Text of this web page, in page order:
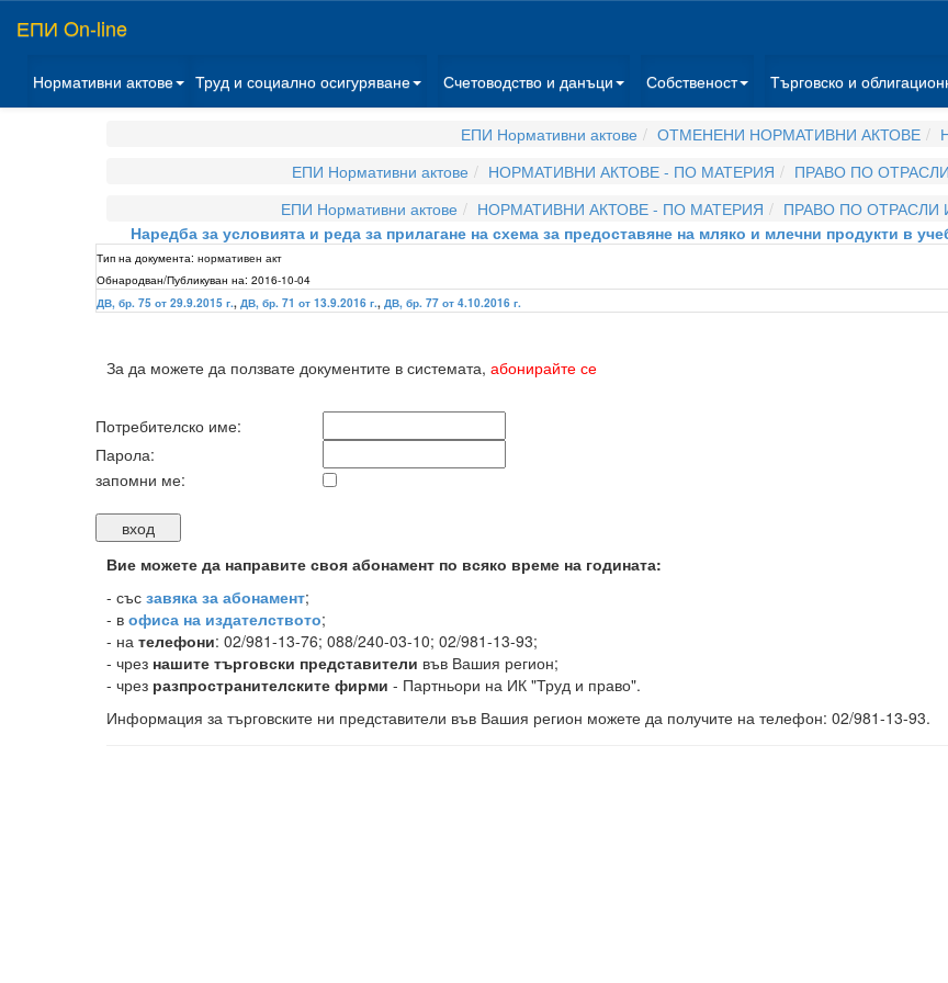
ЕПИ On-line
Нормативни актове Труд и социално осигуряване Счетоводство и данъци Собственост Търговско и
ЕПИ Нормативни актове ОТМЕНЕНИ НОРМАТИВНИ АКТОВЕ
ЕПИ Нормативни актове
НОРМАТИВНИ АКТОВЕ - ПО МАТЕРИЯ ПРАВО ПО
ЕПИ Нормативни актове
НОРМАТИВНИ АКТОВЕ - ПО МАТЕРИЯ ПРАВО ПО ОТРАСЛИ
Наредба за условията и реда за прилагане на схема за предоставяне на мляко и млечни продукти в
Тип на документа: нормативен акт
Обнародван/Публикуван на: 2016-10-04
ДВ, бр. 75 от 29.9.2015 г., ДВ, бр. 71 от 13.9.2016 г., ДВ, бр. 77 от 4.10.2016 г.
За да можете да ползвате документите в системата, абонирайте се
Потребителско име:
Парола:
запомни ме:
Вие можете да направите своя абонамент по всяко време на годината:
- със завяка за абонамент;
- в офиса на издателството;
- на телефони: 02/981-13-76; 088/240-03-10; 02/981-13-93;
- чрез нашите търговски представители във Вашия регион;
- чрез разпространителските фирми - Партньори на ИК "Труд и право".
Информация за търговските ни представители във Вашия регион можете да получите на телефон: 02/981-13-93.